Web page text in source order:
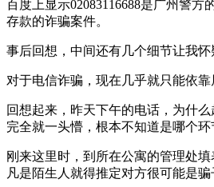
百度上显示02083116688是广州警
存款的诈骗案件。
事后回想，中间还有几个细节让我
对于电信诈骗，现在几乎就只能依
回想起来，昨天下午的电话，为什
完全就一头懵，根本不知道是哪个
刚来这里时，到所在公寓的管理处
凡是陌生人就得推定对方很可能是